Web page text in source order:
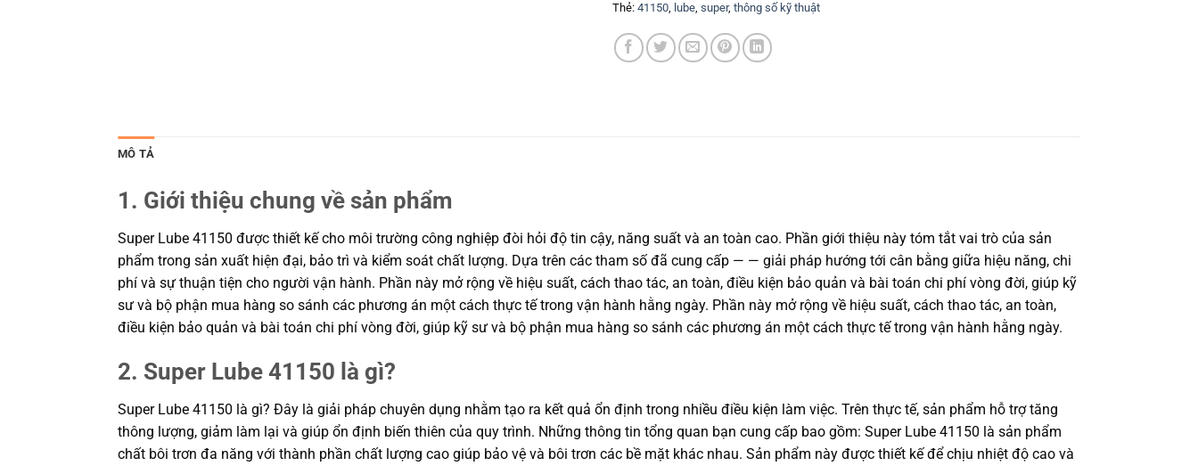
Thẻ: 41150, lube, super, thông số kỹ thuật
MÔ TẢ
1. Giới thiệu chung về sản phẩm
Super Lube 41150 được thiết kế cho môi trường công nghiệp đòi hỏi độ tin cậy, năng suất và an toàn cao. Phần giới thiệu này tóm tắt vai trò của sản
phẩm trong sản xuất hiện đại, bảo trì và kiểm soát chất lượng. Dựa trên các tham số đã cung cấp — — giải pháp hướng tới cân bằng giữa hiệu năng, chi
phí và sự thuận tiện cho người vận hành. Phần này mở rộng về hiệu suất, cách thao tác, an toàn, điều kiện bảo quản và bài toán chi phí vòng đời, giúp kỹ
sư và bộ phận mua hàng so sánh các phương án một cách thực tế trong vận hành hằng ngày. Phần này mở rộng về hiệu suất, cách thao tác, an toàn,
điều kiện bảo quản và bài toán chi phí vòng đời, giúp kỹ sư và bộ phận mua hàng so sánh các phương án một cách thực tế trong vận hành hằng ngày.
2. Super Lube 41150 là gì?
Super Lube 41150 là gì? Đây là giải pháp chuyên dụng nhằm tạo ra kết quả ổn định trong nhiều điều kiện làm việc. Trên thực tế, sản phẩm hỗ trợ tăng
thông lượng, giảm làm lại và giúp ổn định biến thiên của quy trình. Những thông tin tổng quan bạn cung cấp bao gồm: Super Lube 41150 là sản phẩm
chất bôi trơn đa năng với thành phần chất lượng cao giúp bảo vệ và bôi trơn các bề mặt khác nhau. Sản phẩm này được thiết kế để chịu nhiệt độ cao và